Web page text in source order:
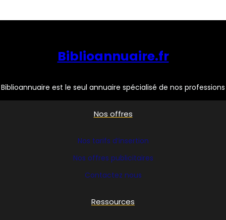
Biblioannuaire.fr
Biblioannuaire est le seul annuaire spécialisé de nos professions
Nos offres
Nos tarifs d’insertion
Nos offres publicitaires
Contactez nous
Ressources